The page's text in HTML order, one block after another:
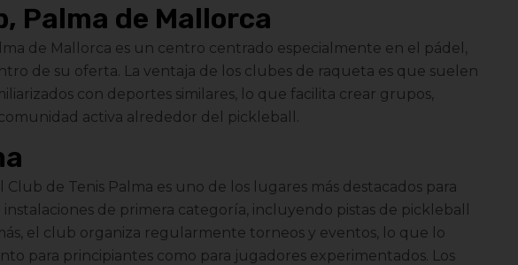
Palma de Mallorca
de Mallorca es un centro centrado especialmente en el pádel,
de su oferta. La ventaja de los clubes de raqueta es que suelen
con deportes similares, lo que facilita crear grupos,
activa alrededor del pickleball.
de Tenis Palma es uno de los lugares más destacados para
de primera categoría, incluyendo pistas de pickleball
el club organiza regularmente torneos y eventos, lo que lo
para principiantes como para jugadores experimentados. Los